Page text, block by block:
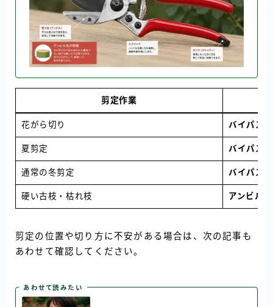
剪定作業
花がら切り バイパス
夏剪定 バイパス
通常の冬剪定 バイパス
硬い古枝・枯れ枝 アンビル
剪定の位置や切り方に不安がある場合は、次の記事も
あわせて確認してください。
あわせて読みたい